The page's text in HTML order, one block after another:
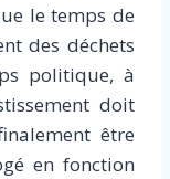
le temps de
des déchets
politique, à
doit
être
en fonction